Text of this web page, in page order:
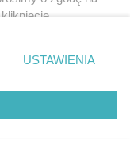
prywatności
zgody
się takiemu
tylko
USTAWIENIA